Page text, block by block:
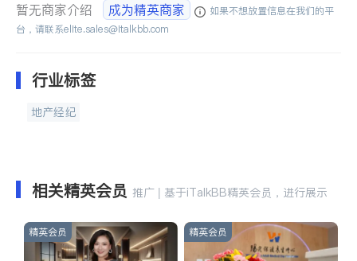
暂无商家介绍 成为精英商家
如果不想放置信息在我们的平
台，请联系elite.sales@italkbb.com
行业标签
地产经纪
相关精英会员 推广 | 基于iTalkBB精英会员，进行展示
精英会员 精英会员